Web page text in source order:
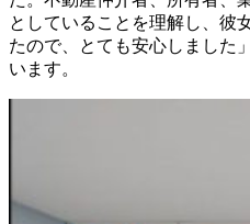
としていることを理解し、 彼
たので、とても安心しました」
います。